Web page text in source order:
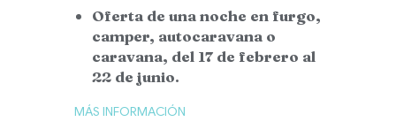
Oferta de una noche en furgo,
camper, autocaravana o
caravana, del 17 de febrero al
22 de junio.
MÁS INFORMACIÓN